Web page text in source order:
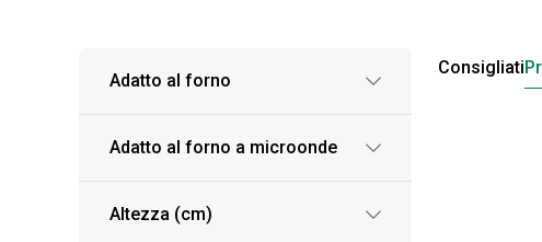
Adatto al forno
Adatto al forno a microonde
Altezza (cm)
Consigliati